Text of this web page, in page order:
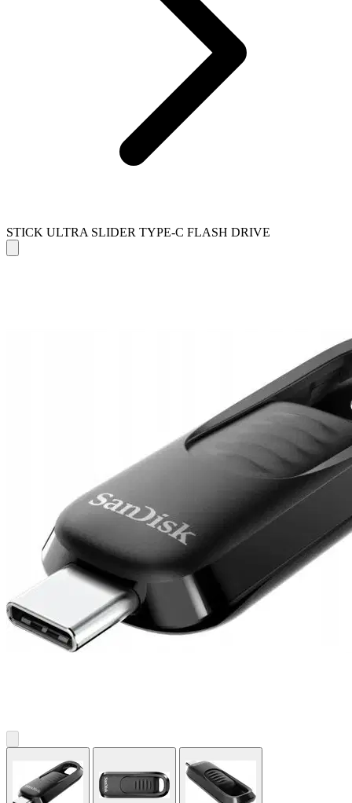
STICK ULTRA SLIDER TYPE-C FLASH DRIVE